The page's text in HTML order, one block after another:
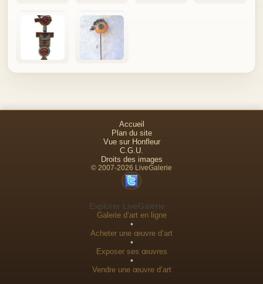
Accueil
Plan du site
Vue sur Honfleur
C.G.U.
Droits des images
© 2007-2026 LiveGalerie
Explorer LiveGalerie :
Galerie d’art en ligne
•
Acheter une œuvre d’art
•
Exposer ses œuvres
•
Vendre une œuvre d’art